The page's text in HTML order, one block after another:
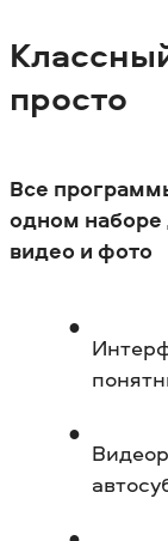
просто
Все
одном наборе
видео и фото